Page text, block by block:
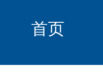
首页